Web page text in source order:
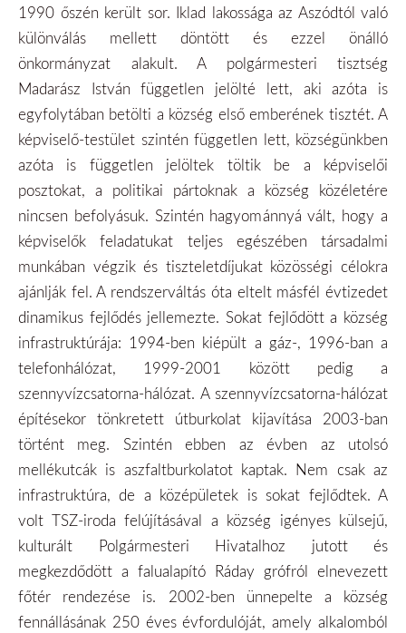
1990 őszén került sor. Iklad lakossága az Aszódtól való
különválás mellett döntött és ezzel önálló
önkormányzat alakult. A polgármesteri tisztség
Madarász István független jelölté lett, aki azóta is
egyfolytában betölti a község első emberének tisztét. A
képviselő-testület szintén független lett, községünkben
azóta is független jelöltek töltik be a képviselői
posztokat, a politikai pártoknak a község közéletére
nincsen befolyásuk. Szintén hagyománnyá vált, hogy a
képviselők feladatukat teljes egészében társadalmi
munkában végzik és tiszteletdíjukat közösségi célokra
ajánlják fel.A rendszerváltás óta eltelt másfél évtizedet
dinamikus fejlődés jellemezte. Sokat fejlődött a község
infrastruktúrája: 1994-ben kiépült a gáz-, 1996-ban a
telefonhálózat, 1999-2001 között pedig a
szennyvízcsatorna-hálózat. A szennyvízcsatorna-hálózat
építésekor tönkretett útburkolat kijavítása 2003-ban
történt meg. Szintén ebben az évben az utolsó
mellékutcák is aszfaltburkolatot kaptak. Nem csak az
infrastruktúra, de a középületek is sokat fejlődtek. A
volt TSZ-iroda felújításával a község igényes külsejű,
kulturált Polgármesteri Hivatalhoz jutott és
megkezdődött a falualapító Ráday grófról elnevezett
főtér rendezése is. 2002-ben ünnepelte a község
fennállásának 250 éves évfordulóját, amely alkalomból